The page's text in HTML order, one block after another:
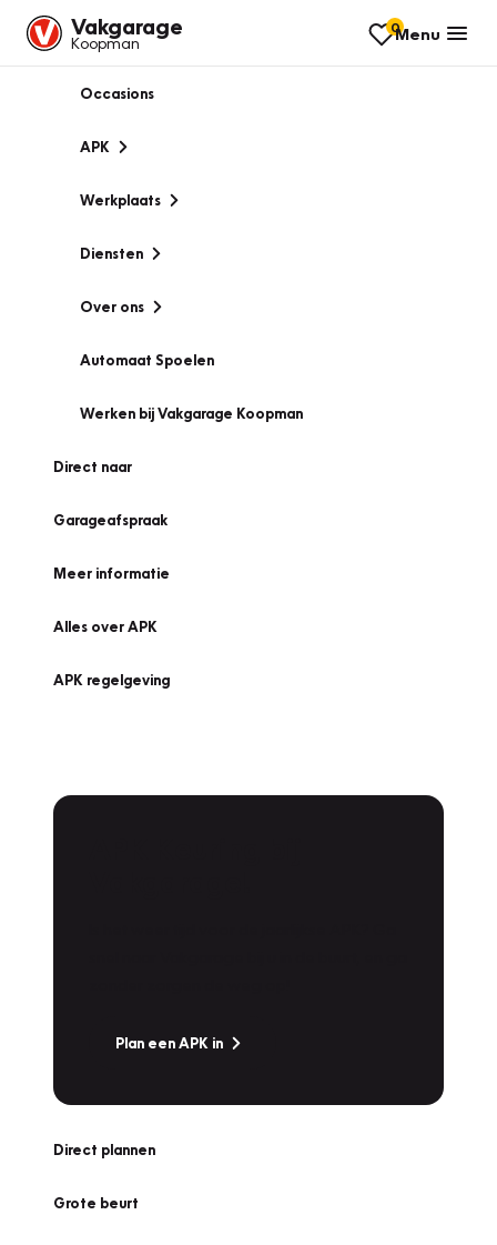
Vakgarage
Koopman
0Menu
Occasions
APK
Werkplaats
Diensten
Over ons
Automaat Spoelen
Werken bij Vakgarage Koopman
Direct naar
Garageafspraak
Meer informatie
Alles over APK
APK regelgeving
Plan een APK in
Direct plannen
Grote beurt